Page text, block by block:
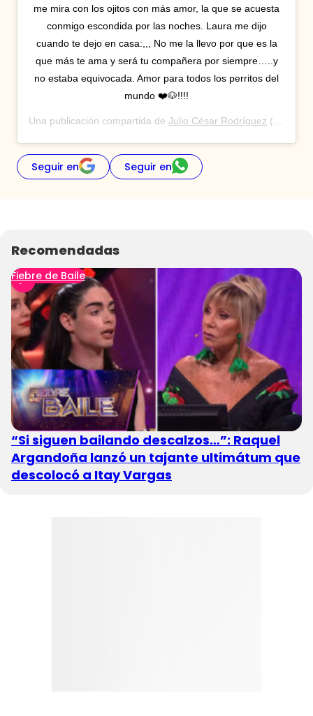
me mira con los ojitos con más amor, la que se acuesta
conmigo escondida por las noches. Laura me dijo
cuando te dejo en casa:,,, No me la llevo por que es la
que más te ama y será tu compañera por siempre…..y
no estaba equivocada. Amor para todos los perritos del
mundo ❤️🐶!!!!
Una publicación compartida de Julio César Rodríguez (@jcrodriguezoriginal) el
Seguir en Seguir en
Recomendadas
Fiebre de Baile
“Si siguen bailando descalzos…”: Raquel
Argandoña lanzó un tajante ultimátum que
descolocó a Itay Vargas